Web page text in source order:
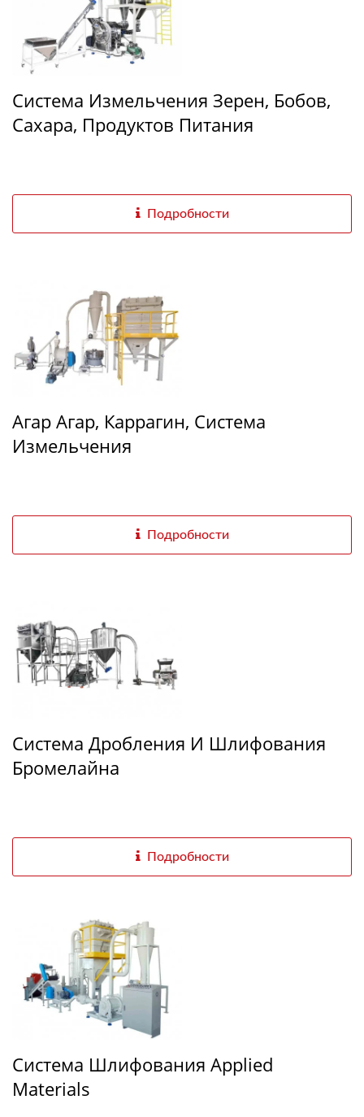
Система Измельчения Зерен, Бобов,
Сахара, Продуктов Питания
Подробности
Агар Агар, Каррагин, Система
Измельчения
Подробности
Система Дробления И Шлифования
Бромелайна
Подробности
Система Шлифования Applied
Materials